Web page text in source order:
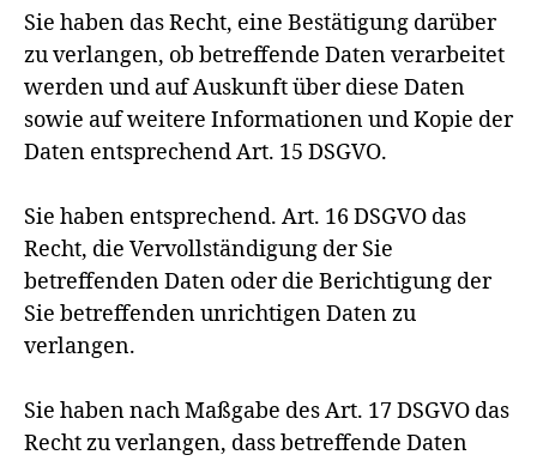
Sie haben das Recht, eine Bestätigung darüber
zu verlangen, ob betreffende Daten verarbeitet
werden und auf Auskunft über diese Daten
sowie auf weitere Informationen und Kopie der
Daten entsprechend Art. 15 DSGVO.
Sie haben entsprechend. Art. 16 DSGVO das
Recht, die Vervollständigung der Sie
betreffenden Daten oder die Berichtigung der
Sie betreffenden unrichtigen Daten zu
verlangen.
Sie haben nach Maßgabe des Art. 17 DSGVO das
Recht zu verlangen, dass betreffende Daten